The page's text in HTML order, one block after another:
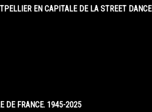
EN CAPITALE DE LA STREET DANCE
DE FRANCE. 1945-2025